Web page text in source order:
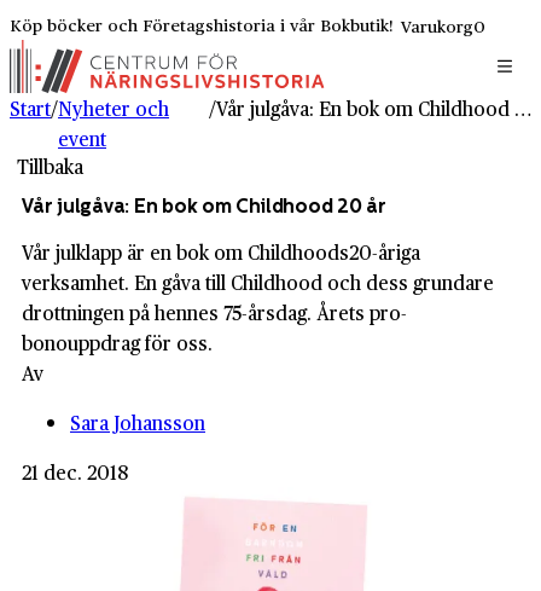
Köp böcker och Företagshistoria i vår Bokbutik! Varukorg0
Start/Nyheter och
event
/ Vår julgåva: En bok om Childhood 20 år
Tillbaka
Vår julgåva: En bok om Childhood 20 år
Vår julklapp är en bok om Childhoods20-åriga
verksamhet. En gåva till Childhood och dess grundare
drottningen på hennes 75-årsdag. Årets pro-
bonouppdrag för oss.
Av
Sara Johansson
21 dec. 2018